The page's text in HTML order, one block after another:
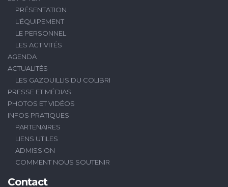
PRÉSENTATION
L’ÉQUIPEMENT
LE PERSONNEL
LES ACTIVITÉS
AGENDA
ACTUALITÉS
LES GAZOUILLIS DU COLIBRI
PRESSE ET MÉDIAS
PHOTOS ET VIDÉOS
INFOS PRATIQUES
PARTENAIRES
LIENS UTILES
ADMISSION
COMMENT NOUS SOUTENIR
Contact